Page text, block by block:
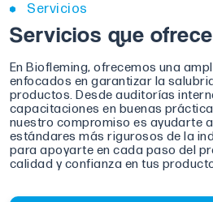
Servicios
Servicios que
En Biofleming, ofrecemos una
enfocados en garantizar la
productos. Desde auditorías
capacitaciones en buenas
nuestro compromiso es ayudarte
estándares más rigurosos de la
para apoyarte en cada paso del
calidad y confianza en tus